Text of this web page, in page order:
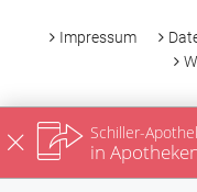
Impressum
Schiller-
in